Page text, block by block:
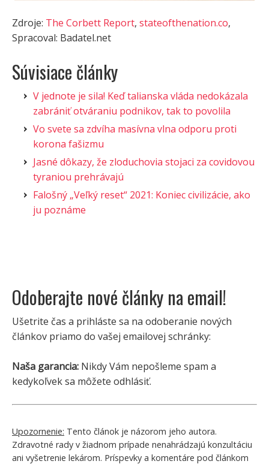
Zdroje: The Corbett Report, stateofthenation.co,
Spracoval: Badatel.net
Súvisiace články
V jednote je sila! Keď talianska vláda nedokázala
zabrániť otváraniu podnikov, tak to povolila
Vo svete sa zdvíha masívna vlna odporu proti
korona fašizmu
Jasné dôkazy, že zloduchovia stojaci za covidovou
tyraniou prehrávajú
Falošný „Veľký reset“ 2021: Koniec civilizácie, ako
ju poznáme
Odoberajte nové články na email!
Ušetrite čas a prihláste sa na odoberanie nových
článkov priamo do vašej emailovej schránky:
Naša garancia: Nikdy Vám nepošleme spam a
kedykoľvek sa môžete odhlásiť.
Upozornenie: Tento článok je názorom jeho autora.
Zdravotné rady v žiadnom prípade nenahrádzajú konzultáciu
ani vyšetrenie lekárom. Príspevky a komentáre pod článkom